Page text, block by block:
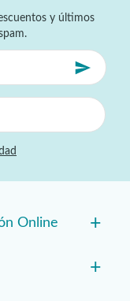
y últimos
Online +
+